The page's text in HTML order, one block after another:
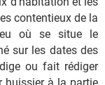
contentieux de la
où se situe le
sur les dates des
ou fait rédiger